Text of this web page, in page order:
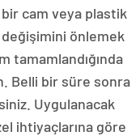
cam veya plastik
değişimini önlemek
tamamlandığında
Belli bir süre sonra
Uygulanacak
ihtiyaçlarına göre